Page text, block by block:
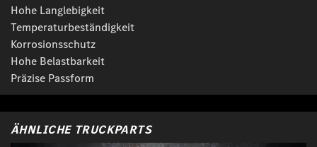
Hohe Langlebigkeit
Temperaturbeständigkeit
Korrosionsschutz
Hohe Belastbarkeit
Präzise Passform
ÄHNLICHE TRUCKPARTS